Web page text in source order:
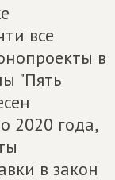
все
в
"Пять
2020 года,
в закон